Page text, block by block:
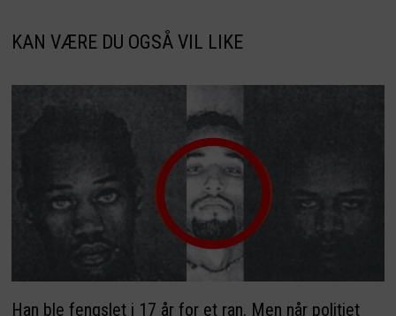
KAN VÆRE DU OGSÅ VIL LIKE
Han ble fengslet i 17 år for et ran. Men når politiet